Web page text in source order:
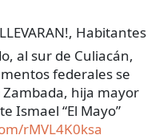
Habitantes
al sur de Culiacán,
federales se
hija mayor
Ismael “El Mayo”
rMVL4K0ksa